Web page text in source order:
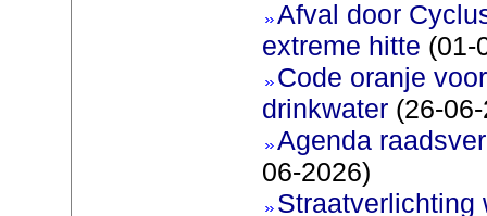
Afval door
extreme hitte (01-
Code oranje
drinkwater(26-06-
Agenda
06-2026)
Straatverlichting